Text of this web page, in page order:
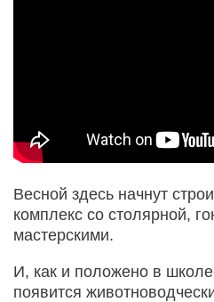
Весной здесь начнут
комплекс со столярной,
мастерскими.
И, как и положено в
появится